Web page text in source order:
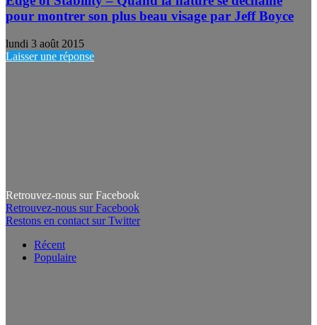
pour montrer son plus beau visage par Jeff Boyce
lundi 3 août 2015
Laisser une réponse
Retrouvez-nous sur Facebook
Retrouvez-nous sur Facebook
Restons en contact sur Twitter
Récent
Populaire